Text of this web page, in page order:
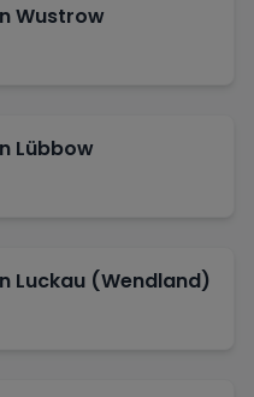
Wustrow
Lübbow
Luckau (Wendland)